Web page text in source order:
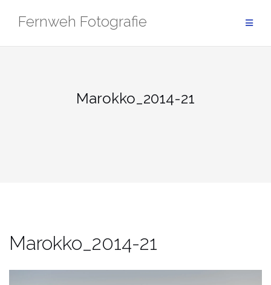
InhaltFernweh Fotografie
Marokko_2014-21
Marokko_2014-21